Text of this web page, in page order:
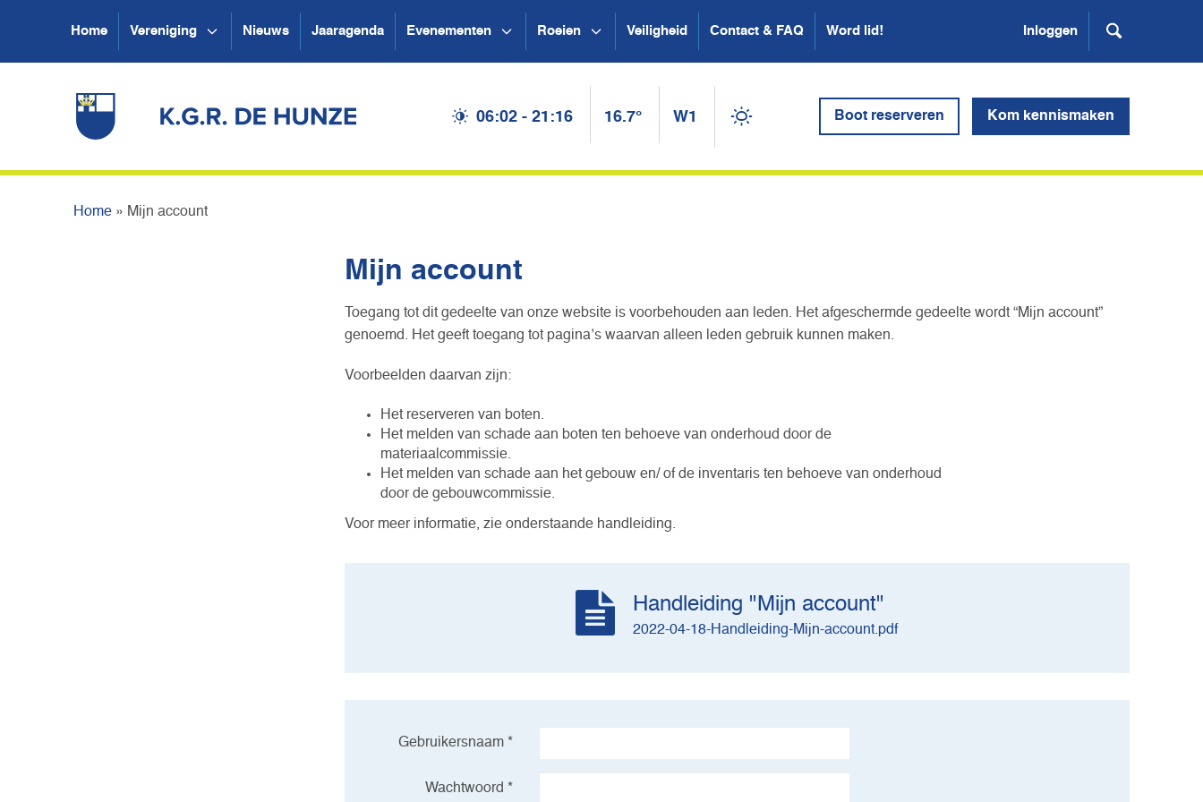
Home Vereniging Nieuws Jaaragenda Evenementen Roeien Veiligheid Contact & FAQ Word lid! Inloggen
06:02 - 21:16 16.7° W1 Boot reserveren Kom kennismaken
Home » Mijn account
Mijn account
Toegang tot dit gedeelte van onze website is voorbehouden aan leden. Het afgeschermde gedeelte wordt “Mijn account”
genoemd. Het geeft toegang tot pagina’s waarvan alleen leden gebruik kunnen maken.
Voorbeelden daarvan zijn:
Het reserveren van boten.
Het melden van schade aan boten ten behoeve van onderhoud door de
materiaalcommissie.
Het melden van schade aan het gebouw en/ of de inventaris ten behoeve van onderhoud
door de gebouwcommissie.
Voor meer informatie, zie onderstaande handleiding.
Handleiding "Mijn account"
2022-04-18-Handleiding-Mijn-account.pdf
Gebruikersnaam *
Wachtwoord *